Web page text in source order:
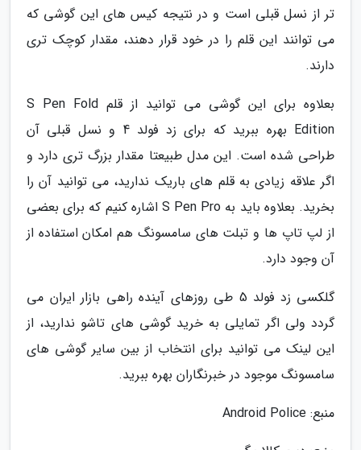
تر از نسل قبلی است و در نتیجه کیس های این گوشی که
می توانند این قلم را در خود قرار دهند، مقدار کوچک تری
دارند.
بعلاوه برای این گوشی می توانید از قلم S Pen Fold
Edition بهره ببرید که برای زد فولد 4 و نسل قبلی آن
طراحی شده است. این مدل طبیعتا مقدار بزرگ تری دارد و
اگر علاقه زیادی به قلم های باریک ندارید، می توانید آن را
بخرید. بعلاوه باید به S Pen Pro اشاره کنیم که برای بعضی
از لپ تاپ ها و تبلت های سامسونگ هم امکان استفاده از
آن وجود دارد.
گلکسی زد فولد 5 طی روزهای آینده راهی بازار ایران می
گردد ولی اگر تمایلی به خرید گوشی های تاشو ندارید، از
این لینک می توانید برای انتخاب از بین سایر گوشی های
سامسونگ موجود در خبرنگاران بهره ببرید.
منبع: Android Police